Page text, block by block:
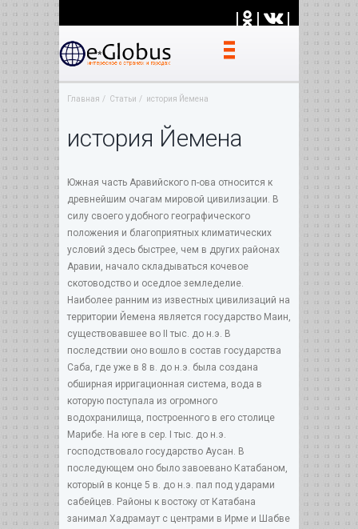
| | |
Главная Статьи история Йемена
история Йемена
Южная часть Аравийского п-ова относится к
древнейшим очагам мировой цивилизации. В
силу своего удобного географического
положения и благоприятных климатических
условий здесь быстрее, чем в других районах
Аравии, начало складываться кочевое
скотоводство и оседлое земледелие.
Наиболее ранним из известных цивилизаций на
территории Йемена является государство Маин,
существовавшее во II тыс. до н.э. В
последствии оно вошло в состав государства
Саба, где уже в 8 в. до н.э. была создана
обширная ирригационная система, вода в
которую поступала из огромного
водохранилища, построенного в его столице
Марибе. На юге в сер. I тыс. до н.э.
господствовало государство Аусан. В
последующем оно было завоевано Катабаном,
который в конце 5 в. до н.э. пал под ударами
сабейцев. Районы к востоку от Катабана
занимал Хадрамаут с центрами в Ирме и Шабве